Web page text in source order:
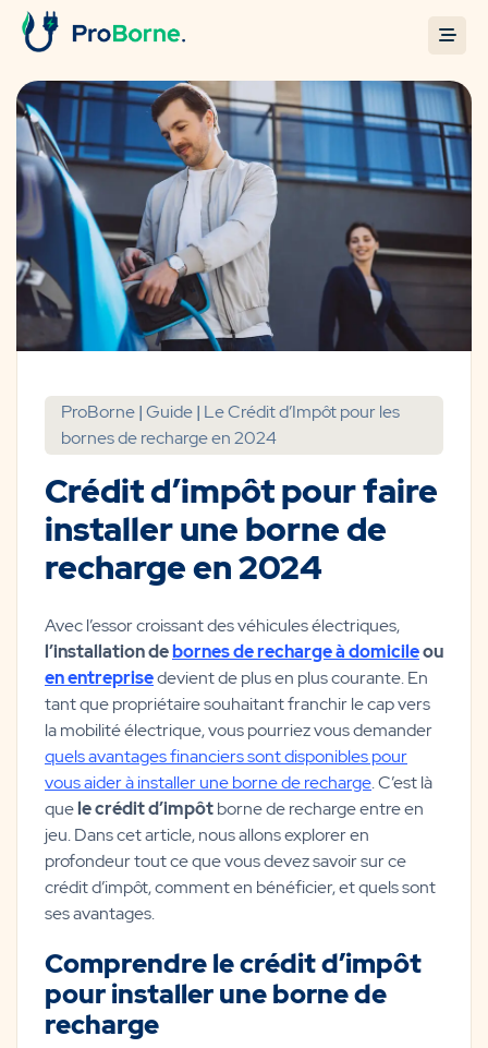
ProBorne|Guide| Le Crédit d’Impôt pour les
bornes de recharge en 2024
Crédit d’impôt pour faire
installer une borne de
recharge en 2024
Avec l’essor croissant des véhicules électriques,
l’installation debornes de recharge à domicileou
en entreprisedevient de plus en plus courante. En
tant que propriétaire souhaitant franchir le cap vers
la mobilité électrique, vous pourriez vous demander
quels avantages financiers sont disponibles pour
vous aider à installer une borne de recharge. C’est là
quele crédit d’impôtborne de recharge entre en
jeu. Dans cet article, nous allons explorer en
profondeur tout ce que vous devez savoir sur ce
crédit d’impôt, comment en bénéficier, et quels sont
ses avantages.
Comprendre le crédit d’impôt
pour installer une borne de
recharge